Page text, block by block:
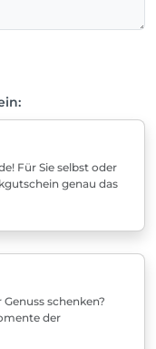
Für Sie selbst oder
genau das
schenken?
der